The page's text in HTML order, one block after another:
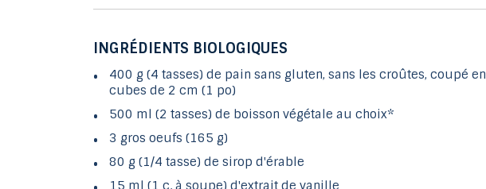
INGRÉDIENTS BIOLOGIQUES
400 g (4 tasses) de pain sans gluten, sans les croûtes, coupé en
cubes de 2 cm (1 po)
500 ml (2 tasses) de boisson végétale au choix*
3 gros oeufs (165 g)
80 g (1/4 tasse) de sirop d'érable